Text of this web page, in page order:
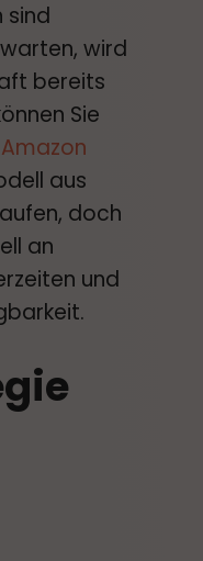
sind
wird
bereits
Sie
Amazon
aus
doch
an
und